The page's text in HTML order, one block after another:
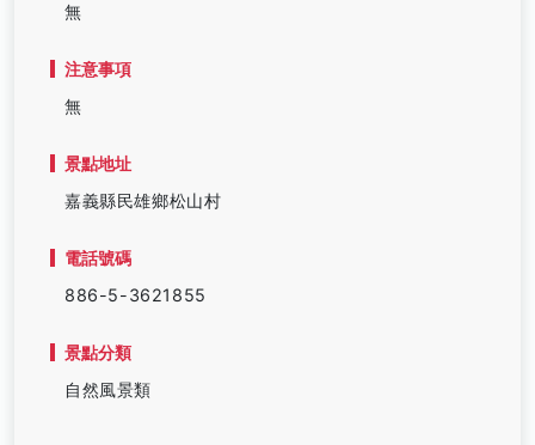
無
注意事項
無
景點地址
嘉義縣民雄鄉松山村
電話號碼
886-5-3621855
景點分類
自然風景類